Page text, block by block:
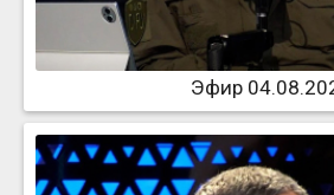
Эфир